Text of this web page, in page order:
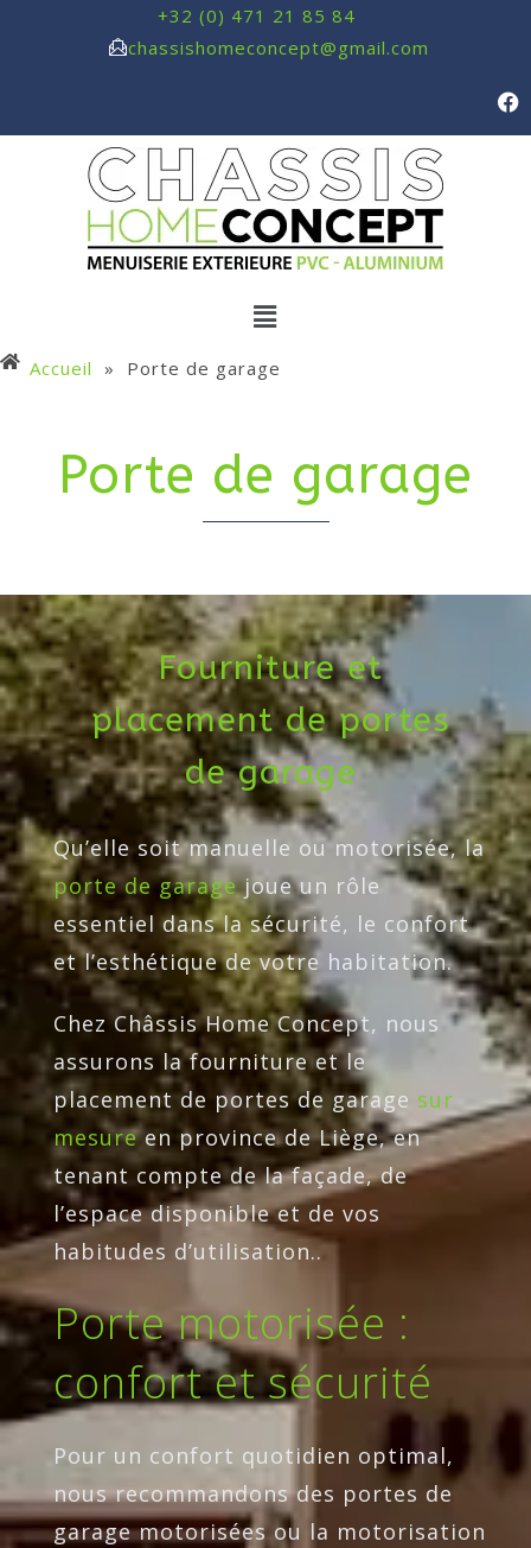
+32 (0) 471 21 85 84
chassishomeconcept@gmail.com
Accueil » Porte de garage
Porte de garage
Fourniture et
placement de portes
de garage
Qu’elle soit manuelle ou motorisée, la
porte de garagejoue un rôle
essentiel dans la sécurité, le confort
et l’esthétique de votre habitation.
Chez Châssis Home Concept, nous
assurons la fourniture et le
placement de portes de garage sur
mesureen province de Liège, en
tenant compte de la façade, de
l’espace disponible et de vos
habitudes d’utilisation..
Porte motorisée :
confort et sécurité
Pour un confort quotidien optimal,
nous recommandons des portes de
garage motorisées ou la motorisation